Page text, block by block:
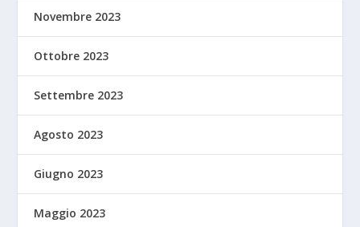
Novembre 2023
Ottobre 2023
Settembre 2023
Agosto 2023
Giugno 2023
Maggio 2023